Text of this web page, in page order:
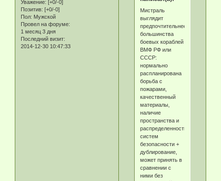
Уважение: [+0/-0]
Позитив: [+0/-0]
Пол: Мужской
Провел на форуме:
1 месяц 3 дня
Последний визит:
2014-12-30 10:47:33
Мистраль
выглядит
предпочтительнее
большинства
боевых кораблей
ВМФ РФ или
СССР:
нормально
распланирована
борьба с
пожарами,
качественный
материалы,
наличие
пространства и
распределенность
систем
безопасности +
дублирование,
может принять в
сравнении с
ними без